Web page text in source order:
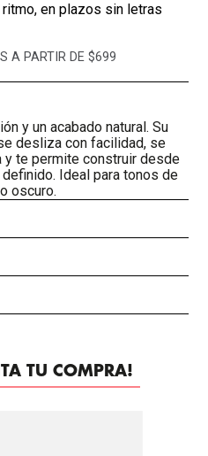
A PARTIR DE $699
y un acabado natural. Su
desliza con facilidad, se
y te permite construir desde
Ideal para tonos de
oscuro.
TU COMPRA!